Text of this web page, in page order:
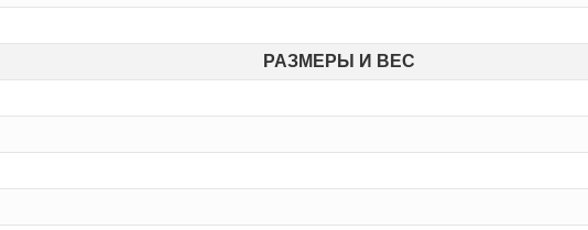
РАЗМЕРЫ И ВЕС